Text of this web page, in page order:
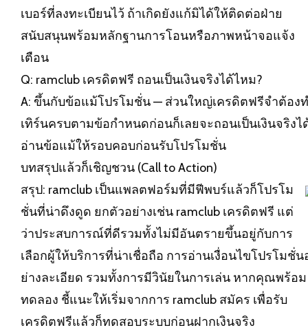
เบอร์ที่ลงทะเบียนไว้ ถ้าเกิดยังแก้มิได้ให้ติดต่อฝ่าย
สนับสนุนพร้อมหลักฐานการโอนหรือภาพหน้าจอแจ้ง
เตือน
Q: ramclub เครดิตฟรี ถอนเป็นเงินจริงได้ไหม?
A: ขึ้นกับข้อแม้โปรโมชั่น — ส่วนใหญ่เครดิตฟรีจำต้อง
เทิร์นครบตามข้อกำหนดก่อนก็เลยจะถอนเป็นเงินจริงไ
อ่านข้อแม้ให้รอบคอบก่อนรับโปรโมชั่น
บทสรุปแล้วก็เชิญชวน (Call to Action)
สรุป: ramclub เป็นแพลตฟอร์มที่มีฟีพบร์แล้วก็โปรโม
ชั่นที่น่าดึงดูด ยกตัวอย่างเช่น ramclub เครดิตฟรี แต่
ว่าประสบการณ์ที่ดีรวมทั้งไม่มีอันตรายขึ้นอยู่กับการ
เลือกผู้ให้บริการที่น่าเชื่อถือ การอ่านเงื่อนไขโปรโมชั่น
ย่างละเอียด รวมทั้งการมีวินัยในการเล่น หากคุณพร้อม
ทดลอง ชี้แนะให้เริ่มจากการ ramclub สมัคร เพื่อรับ
เครดิตฟรีแล้วก็ทดสอบระบบก่อนฝากเงินจริง